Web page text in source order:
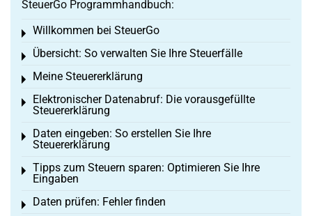
SteuerGo Programmhandbuch:
Willkommen bei SteuerGo
Toggle menu
Übersicht: So verwalten Sie Ihre Steuerfälle
Toggle menu
Meine Steuererklärung
Toggle menu
Elektronischer Datenabruf: Die vorausgefüllte
Steuererklärung
Toggle menu
Daten eingeben: So erstellen Sie Ihre
Steuererklärung
Toggle menu
Tipps zum Steuern sparen: Optimieren Sie Ihre
Eingaben
Toggle menu
Daten prüfen: Fehler finden
Toggle menu